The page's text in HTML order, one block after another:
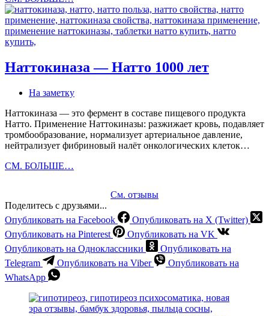
или
нет
Наттокиназа — Натто 1000 лет
На заметку
Наттокиназа — это фермент в составе пищевого продукта
Натто. Применение Наттокиназы: разжижает кровь, подавляет
тромбообразование, нормализует артериальное давление,
нейтрализует фибриновый налёт онкологических клеток…
СМ. БОЛЬШЕ…
лет
См. отзывы
Поделитесь с друзьями...
Опубликовать на Facebook
Опубликовать на X (Twitter)
Опубликовать на Pinterest
Опубликовать на VK
Опубликовать на Одноклассники
Опубликовать на
Telegram
Опубликовать на Viber
Опубликовать на
WhatsApp